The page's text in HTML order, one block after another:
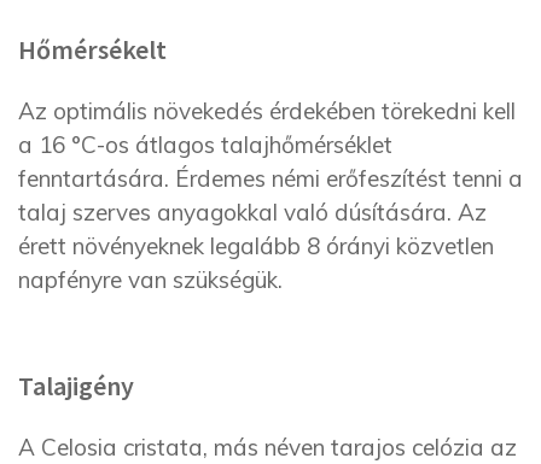
Hőmérsékelt
Az optimális növekedés érdekében törekedni kell
a 16 °C-os átlagos talajhőmérséklet
fenntartására. Érdemes némi erőfeszítést tenni a
talaj szerves anyagokkal való dúsítására. Az
érett növényeknek legalább 8 órányi közvetlen
napfényre van szükségük.
Talajigény
A Celosia cristata, más néven tarajos celózia az